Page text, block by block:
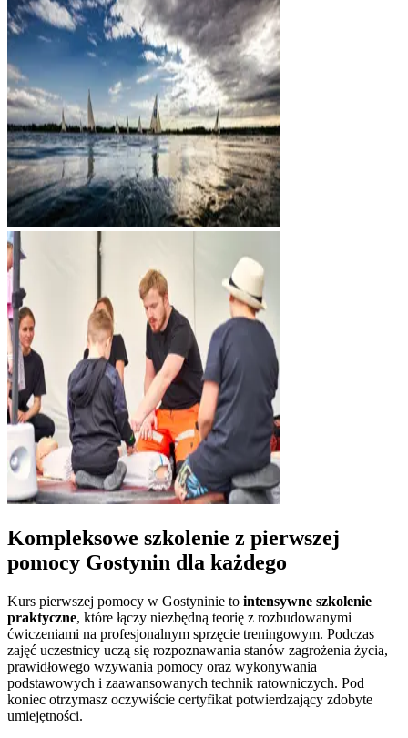
Kompleksowe szkolenie z pierwszej
pomocy Gostynin dla każdego
Kurs pierwszej pomocy w Gostyninie to intensywne szkolenie
praktyczne, które łączy niezbędną teorię z rozbudowanymi
ćwiczeniami na profesjonalnym sprzęcie treningowym. Podczas
zajęć uczestnicy uczą się rozpoznawania stanów zagrożenia życia,
prawidłowego wzywania pomocy oraz wykonywania
podstawowych i zaawansowanych technik ratowniczych. Pod
koniec otrzymasz oczywiście certyfikat potwierdzający zdobyte
umiejętności.